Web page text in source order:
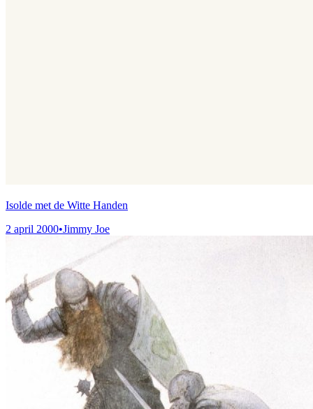
Isolde met de Witte Handen
2 april 2000•Jimmy Joe